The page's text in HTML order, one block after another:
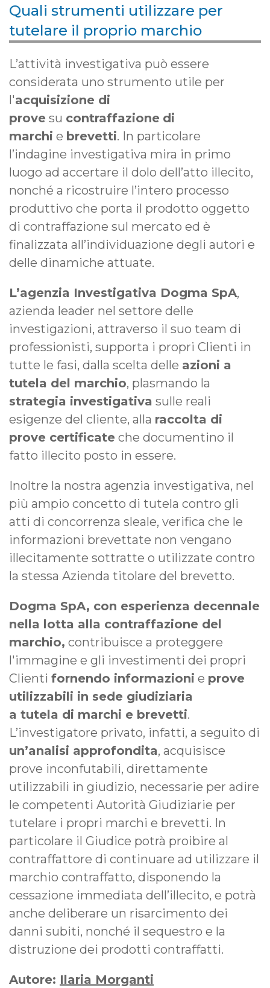
Quali strumenti utilizzare per
tutelare il proprio marchio
L’attività investigativa può essere
considerata uno strumento utile per
l'acquisizione di
prove su contraffazione di
marchi e brevetti. In particolare
l’indagine investigativa mira in primo
luogo ad accertare il dolo dell’atto illecito,
nonché a ricostruire l’intero processo
produttivo che porta il prodotto oggetto
di contraffazione sul mercato ed è
finalizzata all’individuazione degli autori e
delle dinamiche attuate.
L’agenzia Investigativa Dogma SpA,
azienda leader nel settore delle
investigazioni, attraverso il suo team di
professionisti, supporta i propri Clienti in
tutte le fasi, dalla scelta delle azioni a
tutela del marchio, plasmando la
strategia investigativa sulle reali
esigenze del cliente, alla raccolta di
prove certificate che documentino il
fatto illecito posto in essere.
Inoltre la nostra agenzia investigativa, nel
più ampio concetto di tutela contro gli
atti di concorrenza sleale, verifica che le
informazioni brevettate non vengano
illecitamente sottratte o utilizzate contro
la stessa Azienda titolare del brevetto.
Dogma SpA, con esperienza decennale
nella lotta alla contraffazione del
marchio, contribuisce a proteggere
l'immagine e gli investimenti dei propri
Clienti fornendo informazioni e prove
utilizzabili in sede giudiziaria
a tutela di marchi e brevetti.
L’investigatore privato, infatti, a seguito di
un’analisi approfondita, acquisisce
prove inconfutabili, direttamente
utilizzabili in giudizio, necessarie per adire
le competenti Autorità Giudiziarie per
tutelare i propri marchi e brevetti. In
particolare il Giudice potrà proibire al
contraffattore di continuare ad utilizzare il
marchio contraffatto, disponendo la
cessazione immediata dell’illecito, e potrà
anche deliberare un risarcimento dei
danni subiti, nonché il sequestro e la
distruzione dei prodotti contraffatti.
Autore: Ilaria Morganti